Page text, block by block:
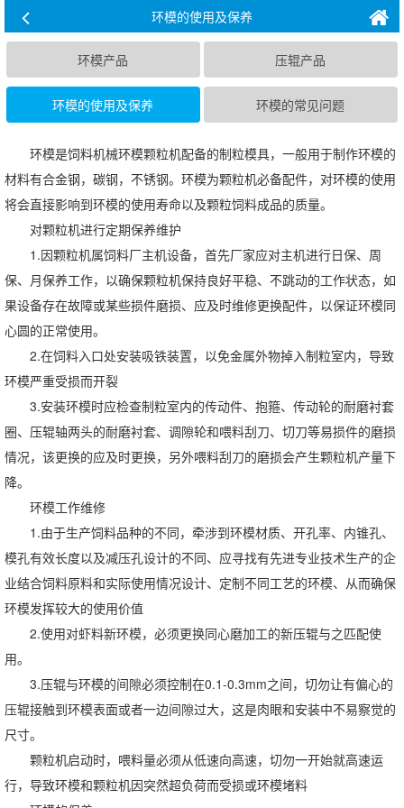
环模的使用及保养
环模产品 压辊产品
环模的使用及保养 环模的常见问题
环模是饲料机械环模颗粒机配备的制粒模具，一般用于制作环模的
材料有合金钢，碳钢，不锈钢。环模为颗粒机必备配件，对环模的使用
将会直接影响到环模的使用寿命以及颗粒饲料成品的质量。
对颗粒机进行定期保养维护
1.因颗粒机属饲料厂主机设备，首先厂家应对主机进行日保、周
保、月保养工作，以确保颗粒机保持良好平稳、不跳动的工作状态，如
果设备存在故障或某些损件磨损、应及时维修更换配件，以保证环模同
心圆的正常使用。
2.在饲料入口处安装吸铁装置，以免金属外物掉入制粒室内，导致
环模严重受损而开裂
3.安装环模时应检查制粒室内的传动件、抱箍、传动轮的耐磨衬套
圈、压辊轴两头的耐磨衬套、调隙轮和喂料刮刀、切刀等易损件的磨损
情况，该更换的应及时更换，另外喂料刮刀的磨损会产生颗粒机产量下
降。
环模工作维修
1.由于生产饲料品种的不同，牵涉到环模材质、开孔率、内锥孔、
模孔有效长度以及减压孔设计的不同、应寻找有先进专业技术生产的企
业结合饲料原料和实际使用情况设计、定制不同工艺的环模、从而确保
环模发挥较大的使用价值
2.使用对虾料新环模，必须更换同心磨加工的新压辊与之匹配使
用。
3.压辊与环模的间隙必须控制在0.1-0.3mm之间，切勿让有偏心的
压辊接触到环模表面或者一边间隙过大，这是肉眼和安装中不易察觉的
尺寸。
颗粒机启动时，喂料量必须从低速向高速，切勿一开始就高速运
行，导致环模和颗粒机因突然超负荷而受损或环模堵料